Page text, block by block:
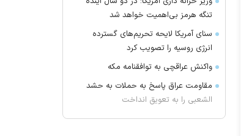
تنگه هرمز بی‌اهمیت خواهد شد
سنای آمریکا لایحه تحریم‌های گسترده
انرژی روسیه را تصویب کرد
واکنش عراقچی به توافقنامه مکه
مقاومت عراق پاسخ به حملات به حشد
الشعبی را به تعویق انداخت